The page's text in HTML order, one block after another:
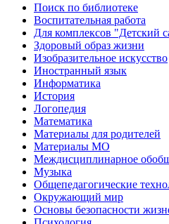
Поиск по библиотеке
Воспитательная работа
Для комплексов "Детский
Здоровый образ жизни
Изобразительное искусство
Иностранный язык
Информатика
История
Логопедия
Математика
Материалы для родителей
Материалы МО
Междисциплинарное
Музыка
Общепедагогические
Окружающий мир
Основы безопасности